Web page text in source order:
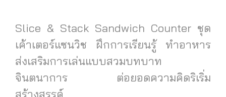
Slice & Stack Sandwich Counter ชุด
เค้าเตอร์แซนวิช ฝึกการเรียนรู้ ทำอาหาร
ส่งเสริมการเล่นแบบสวมบทบาท
จินตนาการ ต่อยอดความคิดริเริ่ม
สร้างสรรค์